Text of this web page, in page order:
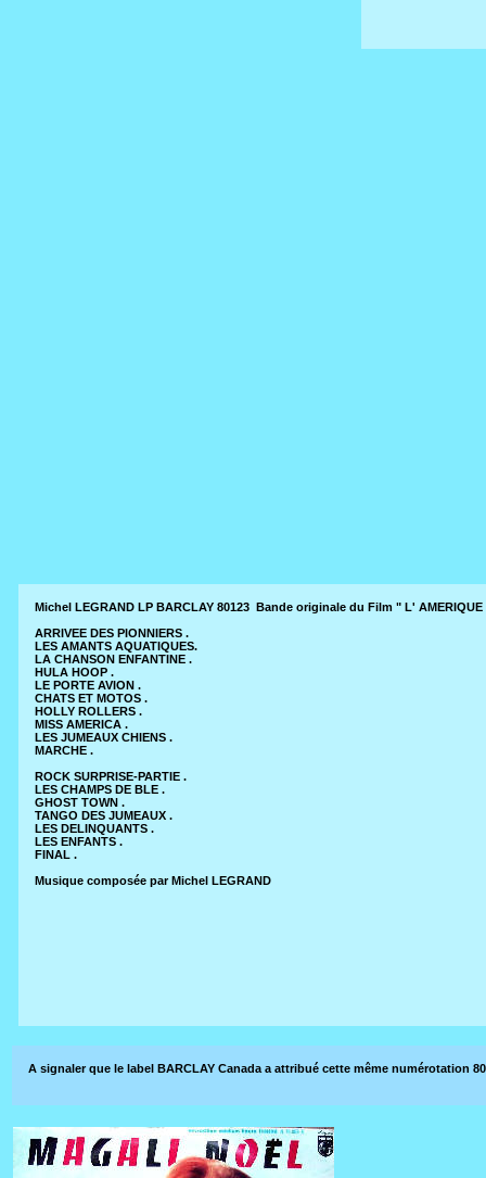
Michel LEGRAND LP BARCLAY 80123 Bande originale du Film " L'
ARRIVEE DES PIONNIERS .
LES AMANTS AQUATIQUES.
LA CHANSON ENFANTINE .
HULA HOOP .
LE PORTE AVION .
CHATS ET MOTOS .
HOLLY ROLLERS .
MISS AMERICA .
LES JUMEAUX CHIENS .
MARCHE .
ROCK SURPRISE-PARTIE .
LES CHAMPS DE BLE .
GHOST TOWN .
TANGO DES JUMEAUX .
LES DELINQUANTS .
LES ENFANTS .
FINAL .
Musique composée par Michel LEGRAND
A signaler que le label BARCLAY Canada a attribué cette même numérotation